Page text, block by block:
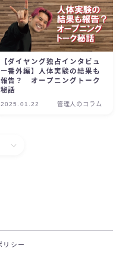
【ダイヤング独占インタビュ
ー番外編】人体実験の結果も
報告？ オープニングトーク
秘話
2025.01.22 管理人のコラム
リシー